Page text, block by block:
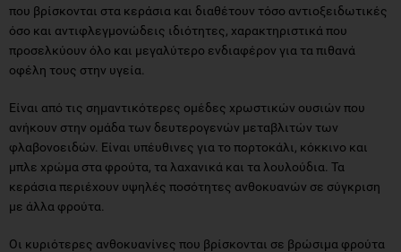
που βρίσκονται στα κεράσια και διαθέτουν τόσο αντιοξειδωτικές
όσο και αντιφλεγμονώδεις ιδιότητες, χαρακτηριστικά που
προσελκύουν όλο και μεγαλύτερο ενδιαφέρον για τα πιθανά
οφέλη τους στην υγεία.
Είναι από τις σημαντικότερες ομέδες χρωστικών ουσιών που
ανήκουν στην ομάδα των δευτερογενών μεταβλιτών των
φλαβονοειδών. Είναι υπέυθινες για το πορτοκάλι, κόκκινο και
μπλε χρώμα στα φρούτα, τα λαχανικά και τα λουλούδια. Τα
κεράσια περιέχουν υψηλές ποσότητες ανθοκυανών σε σύγκριση
με άλλα φρούτα.
Οι κυριότερες ανθοκυανίνες που βρίσκονται σε βρώσιμα φρούτα